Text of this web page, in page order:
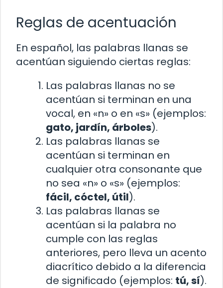
Reglas de acentuación
En español, las palabras llanas se
acentúan siguiendo ciertas reglas:
Las palabras llanas no se
acentúan si terminan en una
vocal, en «n» o en «s» (ejemplos:
gato, jardín, árboles).
Las palabras llanas se
acentúan si terminan en
cualquier otra consonante que
no sea «n» o «s» (ejemplos:
fácil, cóctel, útil).
Las palabras llanas se
acentúan si la palabra no
cumple con las reglas
anteriores, pero lleva un acento
diacrítico debido a la diferencia
de significado (ejemplos: tú, sí).